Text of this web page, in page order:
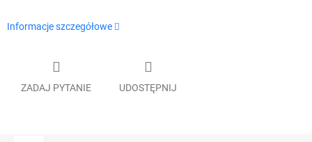
Informacje szczegółowe
ZADAJ PYTANIE UDOSTĘPNIJ